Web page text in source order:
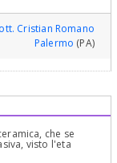
Cristian Romano
Palermo (PA)
che se
visto l'eta